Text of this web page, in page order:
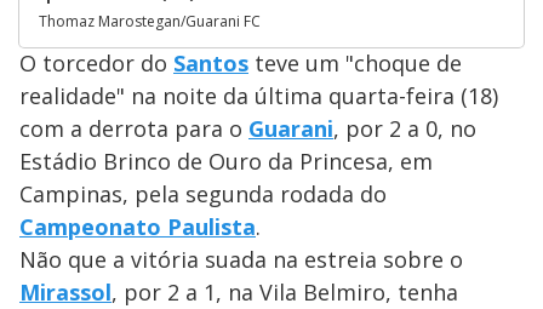
Thomaz Marostegan/Guarani FC
O torcedor do Santos teve um "choque de
realidade" na noite da última quarta-feira (18)
com a derrota para o Guarani, por 2 a 0, no
Estádio Brinco de Ouro da Princesa, em
Campinas, pela segunda rodada do
Campeonato Paulista.
Não que a vitória suada na estreia sobre o
Mirassol, por 2 a 1, na Vila Belmiro, tenha